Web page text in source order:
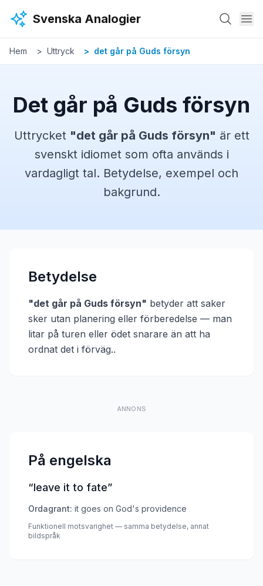
Svenska Analogier
Hem Uttryck det går på Guds försyn
Det går på Guds försyn
Uttrycket "det går på Guds försyn" är ett
svenskt idiomet som ofta används i
vardagligt tal. Betydelse, exempel och
bakgrund.
Betydelse
"det går på Guds försyn" betyder att saker
sker utan planering eller förberedelse — man
litar på turen eller ödet snarare än att ha
ordnat det i förväg..
ANNONS
På engelska
“leave it to fate”
Ordagrant: it goes on God's providence
Funktionell motsvarighet — samma betydelse, annat
bildspråk